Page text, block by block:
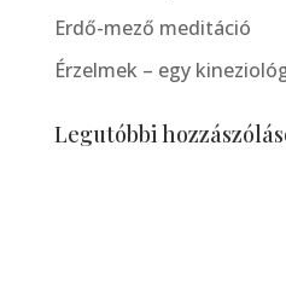
Erdő-mező meditáció
Érzelmek – egy
Legutóbbi